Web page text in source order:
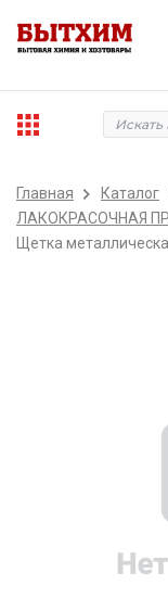
Главная
Каталог
ЛАКОКРАСОЧНАЯ
Щетка